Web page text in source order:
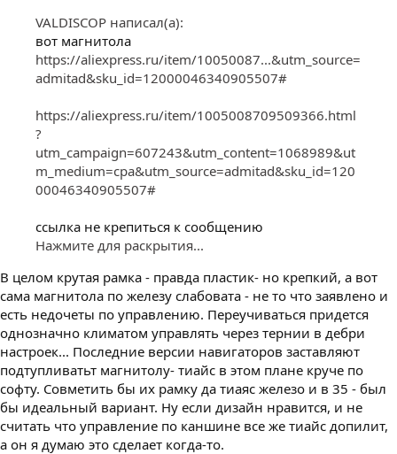
VALDISCOP написал(а):
вот магнитола
https://aliexpress.ru/item/10050087...&utm_source=
admitad&sku_id=12000046340905507#
https://aliexpress.ru/item/1005008709509366.html
?
utm_campaign=607243&utm_content=1068989&ut
m_medium=cpa&utm_source=admitad&sku_id=120
00046340905507#
ссылка не крепиться к сообщению
Нажмите для раскрытия...
В целом крутая рамка - правда пластик- но крепкий, а вот
сама магнитола по железу слабовата - не то что заявлено и
есть недочеты по управлению. Переучиваться придется
однозначно климатом управлять через тернии в дебри
настроек... Последние версии навигаторов заставляют
подтупливатьт магнитолу- тиайс в этом плане круче по
софту. Совметить бы их рамку да тиаяс железо и в 35 - был
бы идеальный вариант. Ну если дизайн нравится, и не
считать что управление по каншине все же тиайс допилит,
а он я думаю это сделает когда-то.